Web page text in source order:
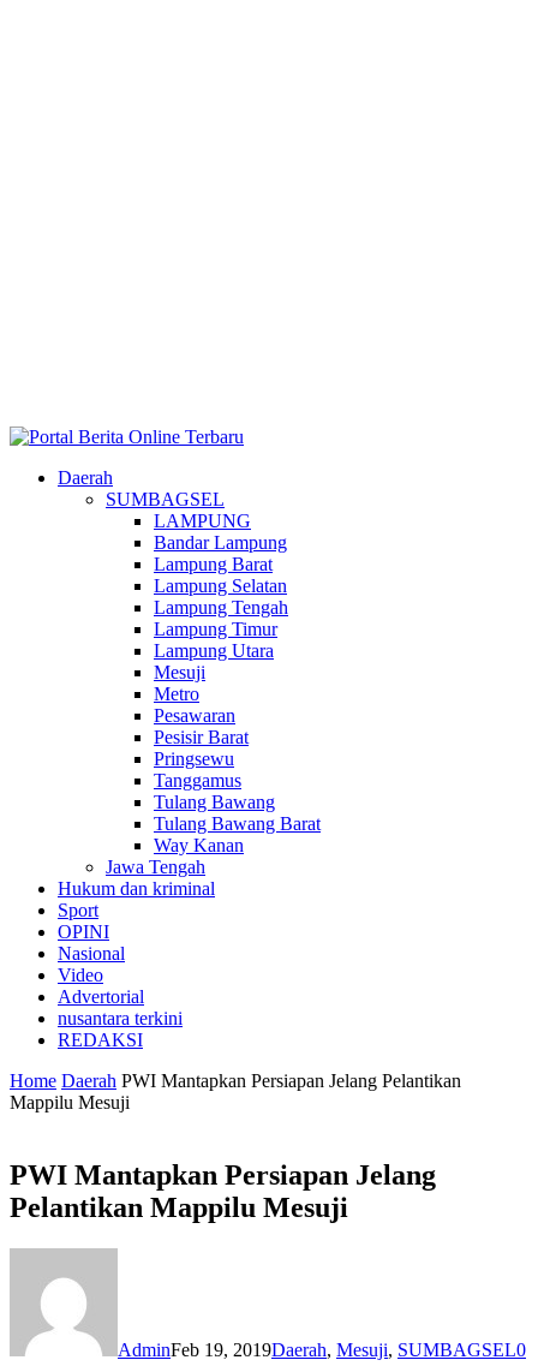
Daerah
SUMBAGSEL
LAMPUNG
Bandar Lampung
Lampung Barat
Lampung Selatan
Lampung Tengah
Lampung Timur
Lampung Utara
Mesuji
Metro
Pesawaran
Pesisir Barat
Pringsewu
Tanggamus
Tulang Bawang
Tulang Bawang Barat
Way Kanan
Jawa Tengah
Hukum dan kriminal
Sport
OPINI
Nasional
Video
Advertorial
nusantara terkini
REDAKSI
Home Daerah PWI Mantapkan Persiapan Jelang Pelantikan
Mappilu Mesuji
PWI Mantapkan Persiapan Jelang
Pelantikan Mappilu Mesuji
AdminFeb 19, 2019Daerah, Mesuji, SUMBAGSEL0